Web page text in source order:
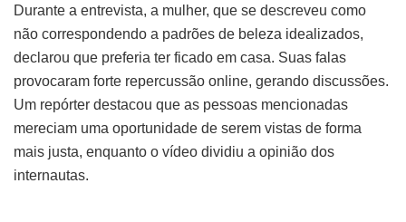
Durante a entrevista, a mulher, que se descreveu como
não correspondendo a padrões de beleza idealizados,
declarou que preferia ter ficado em casa. Suas falas
provocaram forte repercussão online, gerando discussões.
Um repórter destacou que as pessoas mencionadas
mereciam uma oportunidade de serem vistas de forma
mais justa, enquanto o vídeo dividiu a opinião dos
internautas.